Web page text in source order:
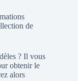
de
? Il vous
obtenir le
alors